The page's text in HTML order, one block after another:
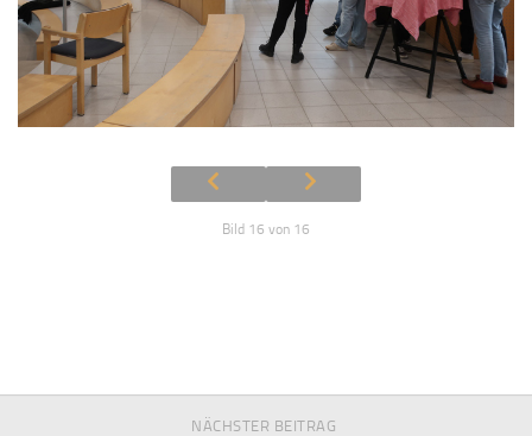
Bild 16 von 16
NÄCHSTER BEITRAG